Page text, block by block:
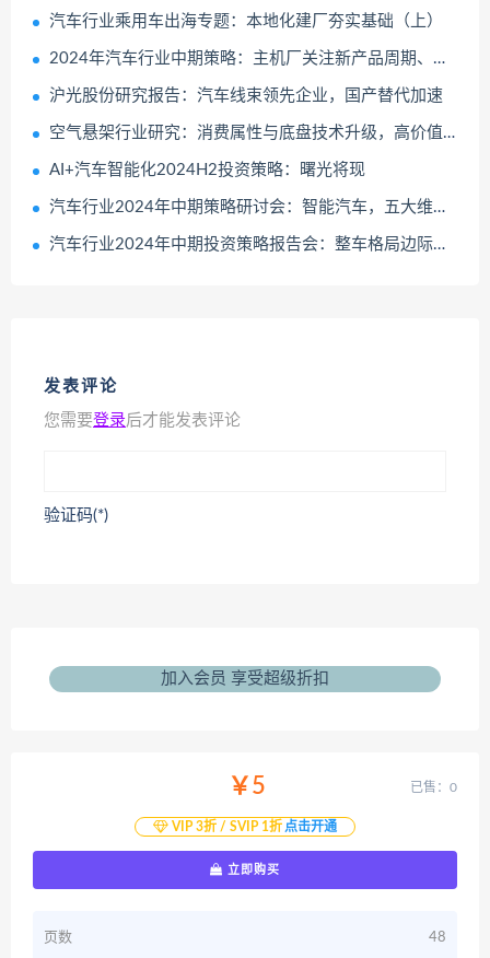
汽车行业乘用车出海专题：本地化建厂夯实基础（上）
2024年汽车行业中期策略：主机厂关注新产品周期、汽零关注盈利改善公司
沪光股份研究报告：汽车线束领先企业，国产替代加速
空气悬架行业研究：消费属性与底盘技术升级，高价值量与低渗透率的优质赛道
AI+汽车智能化2024H2投资策略：曙光将现
汽车行业2024年中期策略研讨会：智能汽车，五大维度打造日益坚固的生态护城河
汽车行业2024年中期投资策略报告会：整车格局边际改善、重卡景气持续修复
发表评论
您需要登录后才能发表评论
验证码(*)
加入会员 享受超级折扣
￥5
VIP 3折 / SVIP 1折 点击开通
已售：0
立即购买
页数 48